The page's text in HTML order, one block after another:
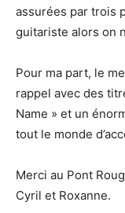
assurées par trois
guitariste alors on
Pour ma part, le
rappel avec des
Name » et un
tout le monde
Merci au Pont
Cyril et Roxanne.